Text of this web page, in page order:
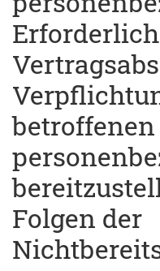
betroffenen
Folgen der